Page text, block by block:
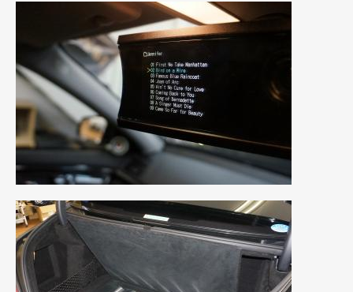
2020年5月(4)
2020年4月(4)
2020年3月 (4)
2020年2月(12)
2020年1月(6)
2019年12月
2019年10月(7)
2019年9月
2019年8月(10)